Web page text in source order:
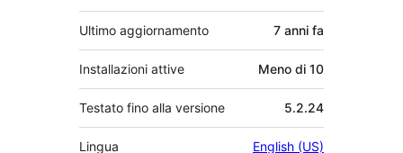
Ultimo aggiornamento 7 anni fa
Installazioni attive Meno di 10
Testato fino alla versione 5.2.24
Lingua English (US)